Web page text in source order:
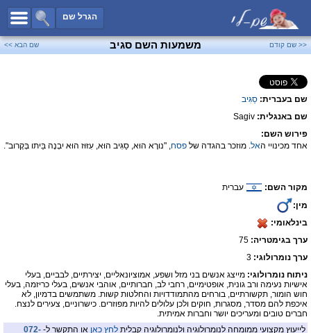
הגרל שם
כל השמות
שמות לבנים
שמות נדירים
פייסבוק
<< שם קודם משמעות השם סגיב שם הבא >>
שם בעברית: סַגִּיב
שם באנגלית: Sagiv
פירוש השם:
אחד מכינויי האל. מוזכר בהגדה של פסח, "נורָא הוּא, סַגִּיב הוּא, עִזּוּז הוּא יִבְנֶה בֵּיתו בְּקָרוב".
מקור השם:
עברית
מין:
בינלאומי:
ערך בגימטריה:
ערך נומרולוגי: 3
ניתוח נומרולוגי: מייצג אנשים בני מזל ושפע, אמוציונאליים, יצירתיים, לבביים, בעלי
אישיות נעימה ורב גונית, אופטימיים, רחבי לב, חברותיים, אוהבי אנשים, בעלי כריזמה, בעלי
חוש הומור, תקשורתיים, בורחים מהתמודדויות והחלטות קשות. משתמשים בדמיון, לא
איכפת להם מסדר, מסגרות, חוקים ולכן עלולים להיות מפוזרים. כישרוניים, צעירים לנצח.
חברים טובים ומעריכים יושר וחברות אמיתית.
לייעוץ מקצועי ממומחה לנומרולוגיה ולנומרולוגיה קבלית לחץ כאן או התקשר ל- 072-